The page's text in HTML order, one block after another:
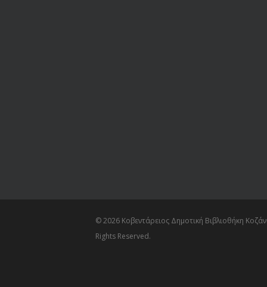
© 2026 Κοβεντάρειος Δημοτική Βιβλιοθήκη
Rights Reserved.